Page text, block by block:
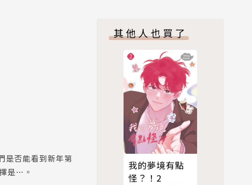
是否能看到新年第
是…。
其他人也買了
我的夢境有點
怪？！2